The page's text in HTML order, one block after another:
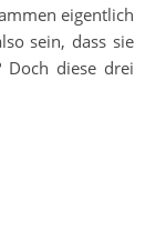
eigentlich
sein, dass sie
diese drei